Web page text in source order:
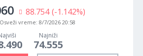
88.754 (-1.142%)
Osveži vreme: 8/7/2026 20:58
Najniži
74.555